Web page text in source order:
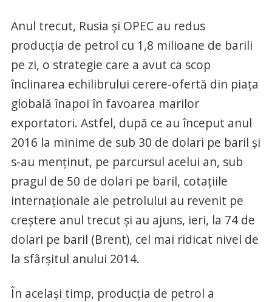
Anul trecut, Rusia şi OPEC au redus
producţia de petrol cu 1,8 milioane de barili
pe zi, o strategie care a avut ca scop
înclinarea echilibrului cerere-ofertă din piaţa
globală înapoi în favoarea marilor
exportatori. Astfel, după ce au început anul
2016 la minime de sub 30 de dolari pe baril şi
s-au menţinut, pe parcursul acelui an, sub
pragul de 50 de dolari pe baril, cotaţiile
internaţionale ale petrolului au revenit pe
creştere anul trecut şi au ajuns, ieri, la 74 de
dolari pe baril (Brent), cel mai ridicat nivel de
la sfârşitul anului 2014.
În acelaşi timp, producţia de petrol a